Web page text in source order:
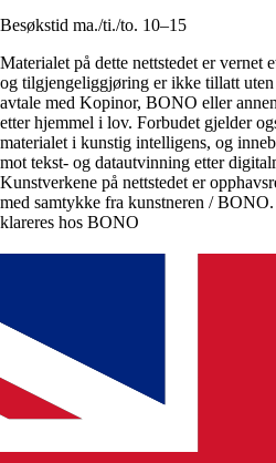
Besøkstid ma./ti./to. 10–15
Materialet på dette nettstedet er vernet
og tilgjengeliggjøring er ikke tillatt
avtale med Kopinor, BONO eller
etter hjemmel i lov. Forbudet gjelder
materialet i kunstig intelligens, og
mot tekst- og datautvinning etter
Kunstverkene på nettstedet er
med samtykke fra kunstneren /
klareres hos BONO